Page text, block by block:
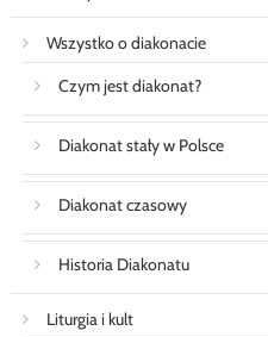
Wszystko o diakonacie
Czym jest diakonat?
Diakonat stały w Polsce
Diakonat czasowy
Historia Diakonatu
Liturgia i kult